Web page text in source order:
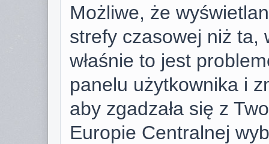
Możliwe, że
strefy czasowej niż ta,
właśnie to jest
panelu użytkownika i
aby zgadzała się z
Europie Centralnej